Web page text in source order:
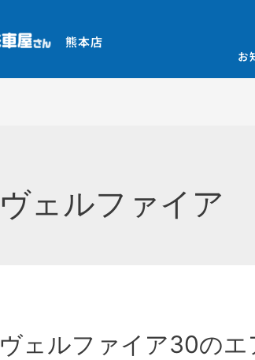
熊本店
お
ヴェルファイア
ヴェルファイア30の